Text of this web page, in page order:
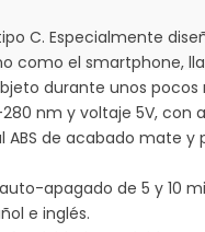
C. Especialmente
como el smartphone,
durante unos
nm y voltaje 5V, con
ABS de acabado mate
apagado de 5 y 10
e inglés.